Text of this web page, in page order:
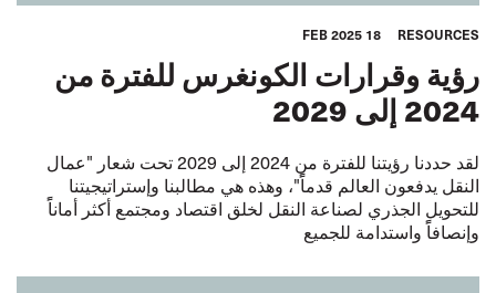
RESOURCES
18 FEB 2025
رؤية وقرارات الكونغرس للفترة من
2024 إلى 2029
لقد حددنا رؤيتنا للفترة من 2024 إلى 2029 تحت شعار "عمال
النقل يدفعون العالم قدماًً"، وهذه هي مطالبنا وإستراتيجيتنا
للتحويل الجذري لصناعة النقل لخلق اقتصاد ومجتمع أكثر أماناًً
وإنصافاًً واستدامة للجميع